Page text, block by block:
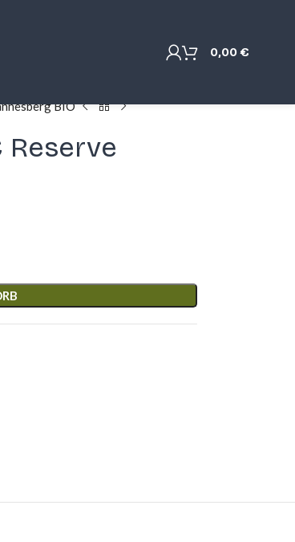
0,00€
BIO
Reserve